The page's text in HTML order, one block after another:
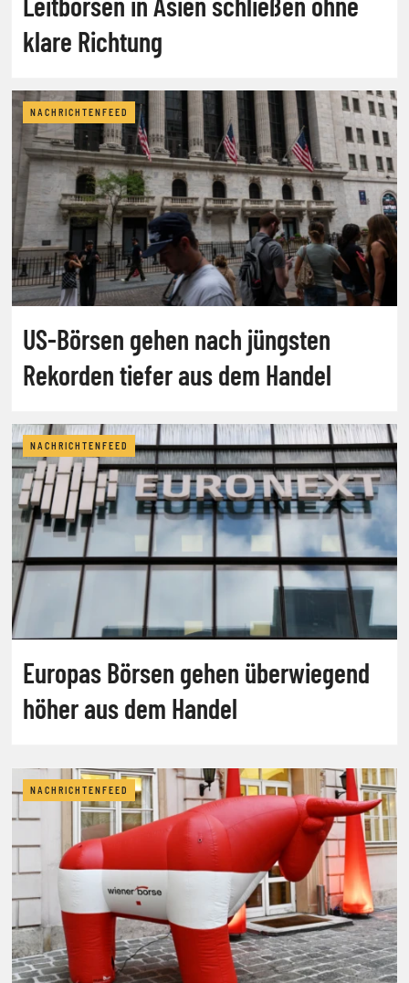
klare Richtung
NACHRICHTENFEED
US-Börsen gehen nach jüngsten
Rekorden tiefer aus dem Handel
NACHRICHTENFEED
Europas Börsen gehen überwiegend
höher aus dem Handel
NACHRICHTENFEED